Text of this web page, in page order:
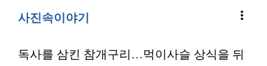
사진속이야기 more_vert
독사를 삼킨 참개구리…먹이사슬 상식을 뒤